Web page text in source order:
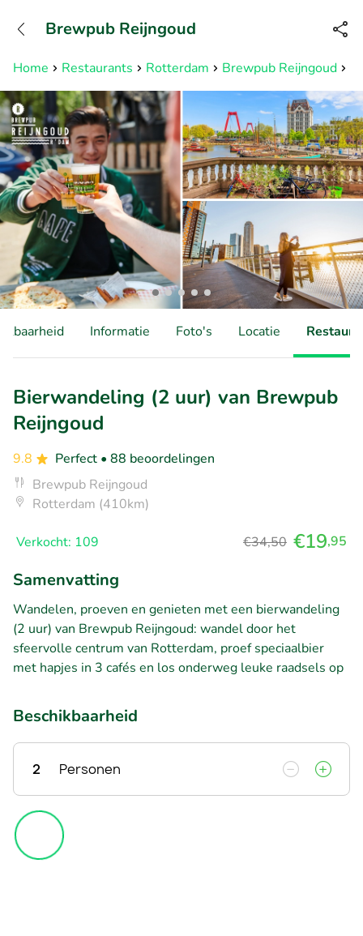
Bereikbaar tot 23:00 uur
Home Restaurants Rotterdam Brewpub Reijngoud
Brewpub Reijngoud
Informatie Foto's Locatie
Bierwandeling (2 uur) van Brewpub
Reijngoud
9.8 Perfect • 88 beoordelingen
Brewpub Reijngoud
Rotterdam (410km)
Verkocht: 109 €34,50 €19,95
Samenvatting
Wandelen, proeven en genieten met een bierwandeling
(2 uur) van Brewpub Reijngoud: wandel door het
sfeervolle centrum van Rotterdam, proef speciaalbier
met hapjes in 3 cafés en los onderweg leuke raadsels op
Beschikbaarheid
2 Personen